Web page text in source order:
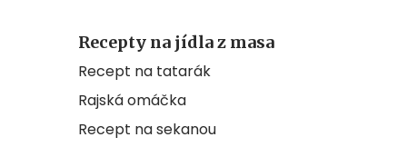
Recepty na jídla z masa
Recept na tatarák
Rajská omáčka
Recept na sekanou